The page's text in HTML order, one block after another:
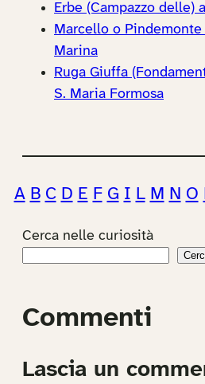
Erbe (Campazzo delle)
Marcello o Pindemonte
Marina
Ruga Giuffa
S. Maria Formosa
A B C D E F G I L M N O
Cerca nelle curiosità
Commenti
Lascia un